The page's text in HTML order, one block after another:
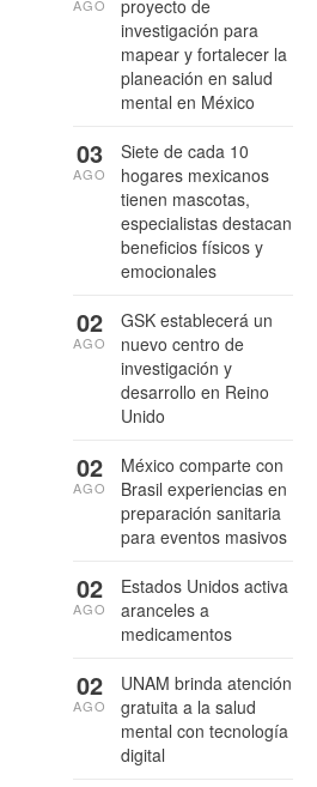
proyecto de
investigación para
mapear y fortalecer la
planeación en salud
mental en México
AGO
Siete de cada 10
hogares mexicanos
tienen mascotas,
especialistas destacan
beneficios físicos y
emocionales
03
AGO
GSK establecerá un
nuevo centro de
investigación y
desarrollo en Reino
Unido
02
AGO
México comparte con
Brasil experiencias en
preparación sanitaria
para eventos masivos
02
AGO
Estados Unidos activa
aranceles a
medicamentos
02
AGO
UNAM brinda atención
gratuita a la salud
mental con tecnología
digital
02
AGO